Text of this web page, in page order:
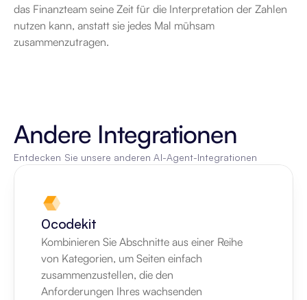
das Finanzteam seine Zeit für die Interpretation der Zahlen
nutzen kann, anstatt sie jedes Mal mühsam
zusammenzutragen.
Andere Integrationen
Entdecken Sie unsere anderen AI-Agent-Integrationen
0codekit
Kombinieren Sie Abschnitte aus einer Reihe
von Kategorien, um Seiten einfach
zusammenzustellen, die den
Anforderungen Ihres wachsenden